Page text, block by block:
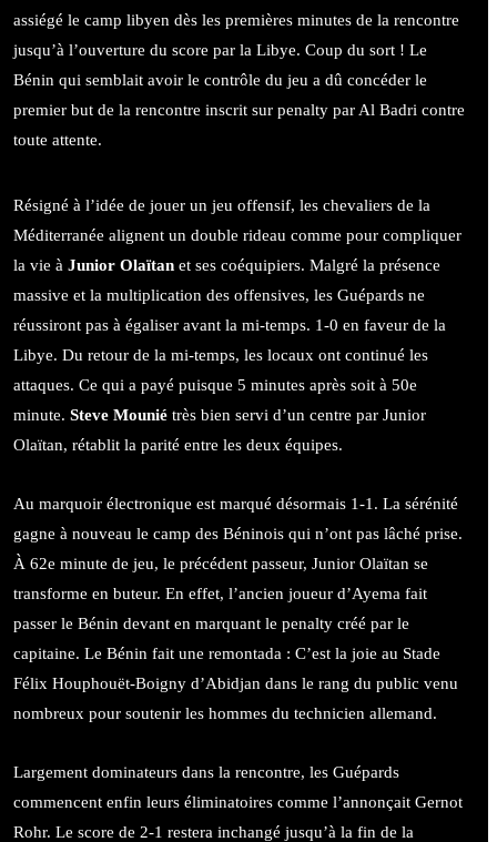
assiégé le camp libyen dès les premières minutes de la rencontre
jusqu’à l’ouverture du score par la Libye. Coup du sort ! Le
Bénin qui semblait avoir le contrôle du jeu a dû concéder le
premier but de la rencontre inscrit sur penalty par Al Badri contre
toute attente.
Résigné à l’idée de jouer un jeu offensif, les chevaliers de la
Méditerranée alignent un double rideau comme pour compliquer
la vie à Junior Olaïtan et ses coéquipiers. Malgré la présence
massive et la multiplication des offensives, les Guépards ne
réussiront pas à égaliser avant la mi-temps. 1-0 en faveur de la
Libye. Du retour de la mi-temps, les locaux ont continué les
attaques. Ce qui a payé puisque 5 minutes après soit à 50e
minute. Steve Mounié très bien servi d’un centre par Junior
Olaïtan, rétablit la parité entre les deux équipes.
Au marquoir électronique est marqué désormais 1-1. La sérénité
gagne à nouveau le camp des Béninois qui n’ont pas lâché prise.
À 62e minute de jeu, le précédent passeur, Junior Olaïtan se
transforme en buteur. En effet, l’ancien joueur d’Ayema fait
passer le Bénin devant en marquant le penalty créé par le
capitaine. Le Bénin fait une remontada : C’est la joie au Stade
Félix Houphouët-Boigny d’Abidjan dans le rang du public venu
nombreux pour soutenir les hommes du technicien allemand.
Largement dominateurs dans la rencontre, les Guépards
commencent enfin leurs éliminatoires comme l’annonçait Gernot
Rohr. Le score de 2-1 restera inchangé jusqu’à la fin de la